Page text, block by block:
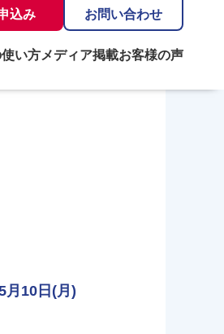
込み お問い合わせ
使い方メディア掲載お客様の声
月10日(月)